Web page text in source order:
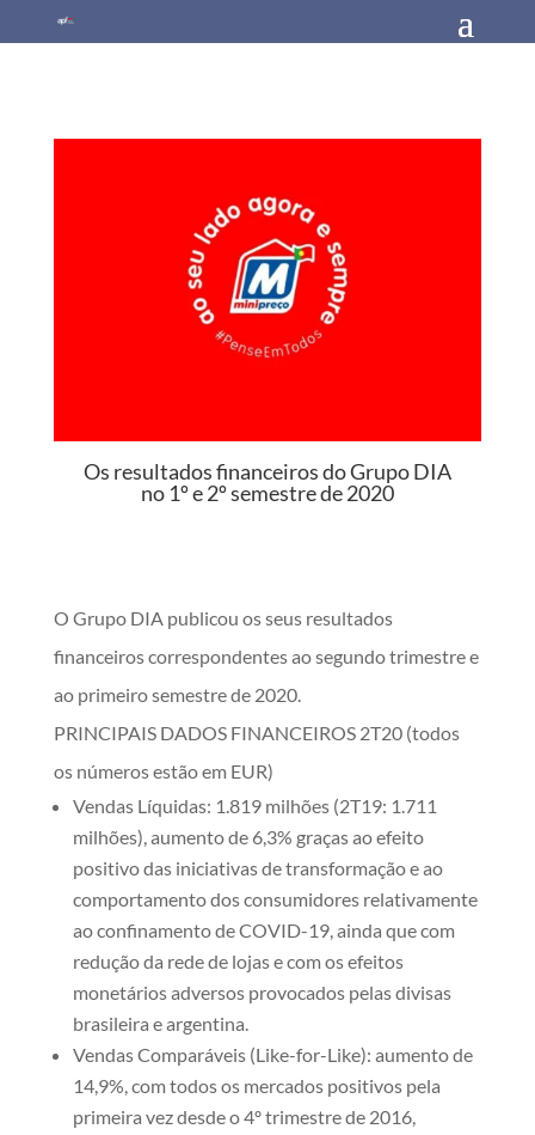
Os resultados financeiros do Grupo DIA
no 1º e 2º semestre de 2020
O Grupo DIA publicou os seus resultados
financeiros correspondentes ao segundo trimestre e
ao primeiro semestre de 2020.
PRINCIPAIS DADOS FINANCEIROS 2T20 (todos
os números estão em EUR)
Vendas Líquidas: 1.819 milhões (2T19: 1.711
milhões), aumento de 6,3% graças ao efeito
positivo das iniciativas de transformação e ao
comportamento dos consumidores relativamente
ao confinamento de COVID-19, ainda que com
redução da rede de lojas e com os efeitos
monetários adversos provocados pelas divisas
brasileira e argentina.
Vendas Comparáveis (Like-for-Like): aumento de
14,9%, com todos os mercados positivos pela
primeira vez desde o 4º trimestre de 2016,